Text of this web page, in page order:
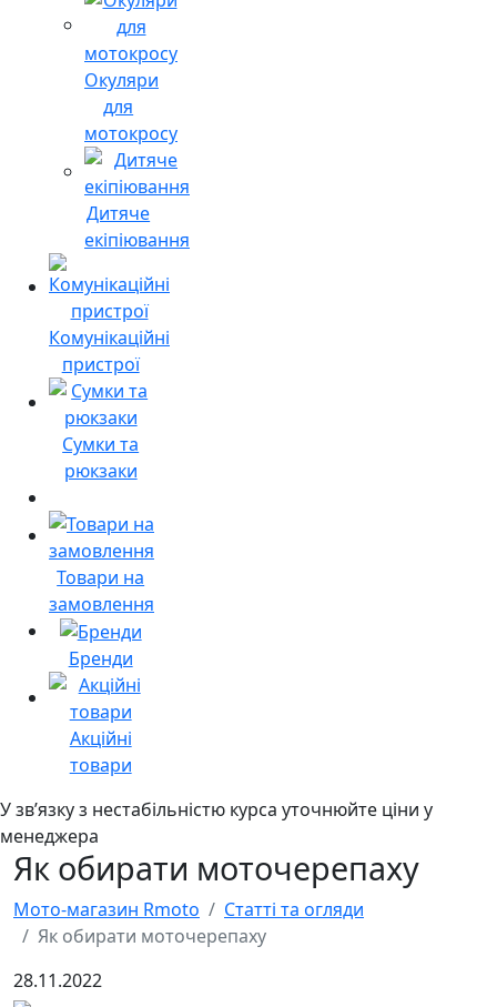
Окуляри
для
мотокросу
Дитяче
екіпіювання
Комунікаційні
пристрої
Сумки та
рюкзаки
Товари на
замовлення
Бренди
Акційні
товари
У звʼязку з нестабільністю курса уточнюйте ціни у
менеджера
Як обирати моточерепаху
Мото-магазин Rmoto
Статті та огляди
Як обирати моточерепаху
28.11.2022